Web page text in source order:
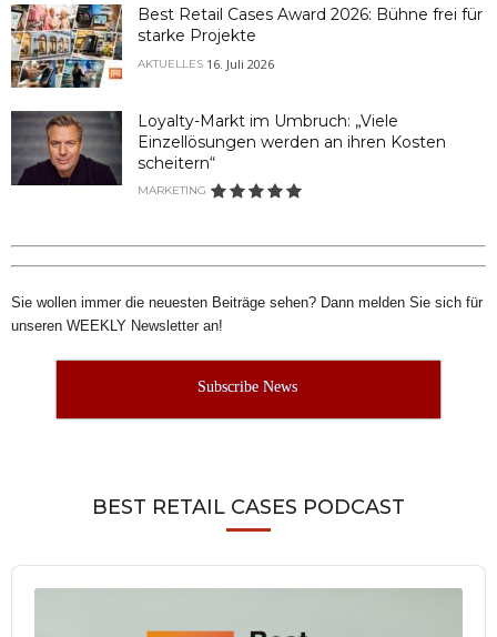
Best Retail Cases Award 2026: Bühne frei für
starke Projekte
AKTUELLES 16. Juli 2026
Loyalty-Markt im Umbruch: „Viele
Einzellösungen werden an ihren Kosten
scheitern“
MARKETING
Sie wollen immer die neuesten Beiträge sehen? Dann melden Sie sich für
unseren WEEKLY Newsletter an!
Subscribe News
BEST RETAIL CASES PODCAST
Audio